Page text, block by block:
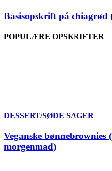
Basisopskrift på chiagrød
POPULÆRE OPSKRIFTER
DESSERT/SØDE SAGER
Veganske bønnebrownies
morgenmad)